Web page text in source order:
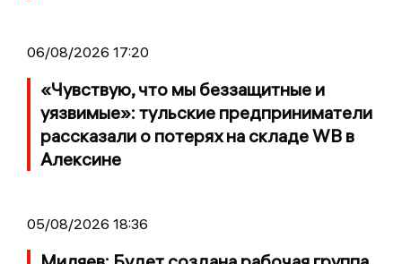
06/08/2026 17:20
«Чувствую, что мы беззащитные и
уязвимые»: тульские предприниматели
рассказали о потерях на складе WB в
Алексине
05/08/2026 18:36